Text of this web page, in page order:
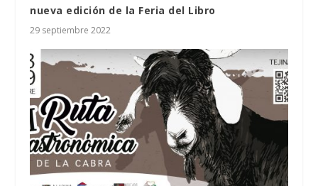
nueva edición de la Feria del Libro
29 septiembre 2022